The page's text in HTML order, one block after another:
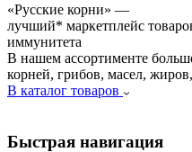
«Русские корни» —
лучший* маркетплейс
иммунитета
В нашем ассортименте
корней, грибов, масел,
В каталог товаров
Быстрая навигация